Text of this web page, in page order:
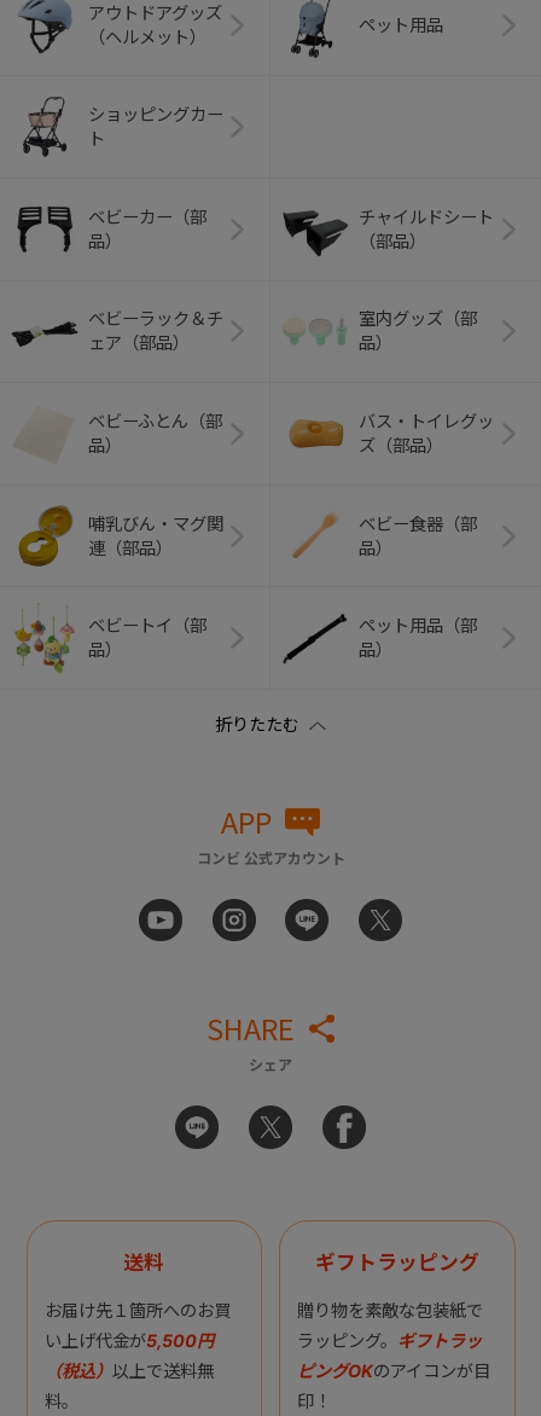
アウトドアグッズ
（ヘルメット）
ペット用品
ショッピングカー
ト
ベビーカー（部
品）
チャイルドシート
（部品）
ベビーラック＆チ
ェア（部品）
室内グッズ（部
品）
ベビーふとん（部
品）
バス・トイレグッ
ズ（部品）
哺乳びん・マグ関
連（部品）
ベビー食器（部
品）
ベビートイ（部
品）
ペット用品（部
品）
APP
コンビ 公式アカウント
SHARE
シェア
送料
お届け先１箇所へのお買
い上げ代金が5,500円
（税込） 以上で送料無
料。
ギフトラッピング
贈り物を素敵な包装紙で
ラッピング。 ギフトラッ
ピングOKのアイコンが目
印！